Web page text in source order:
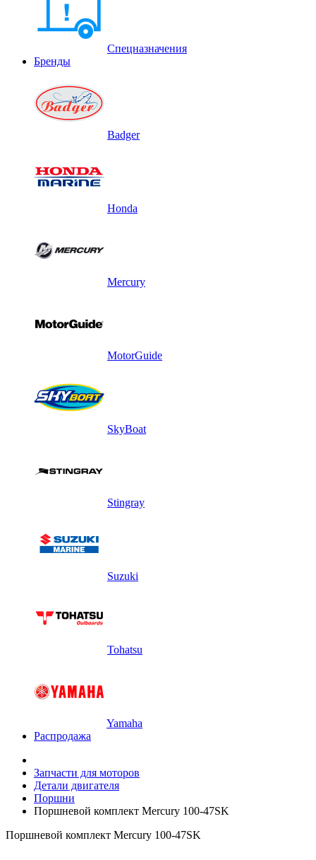
Спецназначения
Бренды
Badger
Honda
Mercury
MotorGuide
SkyBoat
Stingray
Suzuki
Tohatsu
Yamaha
Распродажа
Запчасти для моторов
Детали двигателя
Поршни
Поршневой комплект Mercury 100-47SK
Поршневой комплект Mercury 100-47SK